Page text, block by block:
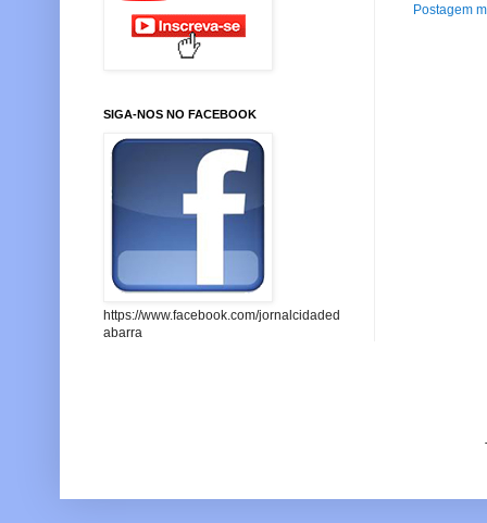
Postagem
SIGA-NOS NO FACEBOOK
https://www.facebook.com/jornalcidaded
abarra